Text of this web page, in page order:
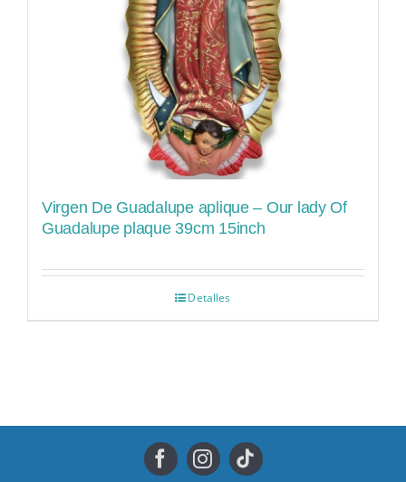
Virgen De Guadalupe aplique – Our lady Of
Guadalupe plaque 39cm 15inch
Detalles